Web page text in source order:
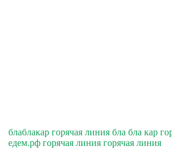
блаблакар горячая линия бла бла кар
едем.рф горячая линия горячая линия